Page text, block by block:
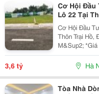
Cơ Hội Đầu
Lô 22 Tại
Nội.
Cơ Hội Đầu
Thôn Trại Hồ, Đoài
M&Sup2;
Thông Huyết
Chuyển
3,6 tỷ Hà
Tòa Nhà